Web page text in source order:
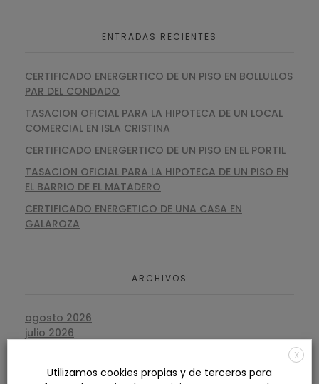
ENTRADAS RECIENTES
CERTIFICADO ENERGERTICO DE UN PISO EN BOLLULLOS
PAR DEL CONDADO
TASACION OFICIAL PARA LA HIPOTECA DE UN LOCAL
COMERCIAL EN ISLA CRISTINA
CERTIFICADO ENERGERTICO DE UN PISO EN EL PORTIL
TASACION OFICIAL PARA LA HIPOTECA DE UN PISO EN
EL BARRIO DE EL MATADERO
CERTIFICADO ENERGETICO DE UNA CASA EN
GALAROZA
ARCHIVOS
agosto 2026
julio 2026
abril 2026
X
Utilizamos cookies propias y de terceros para